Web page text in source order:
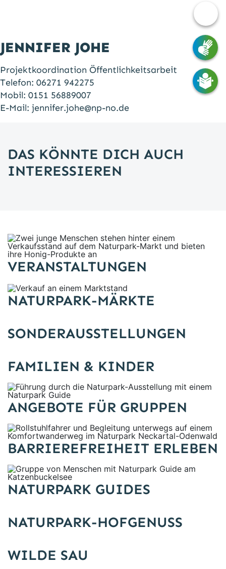
JENNIFER JOHE
Projektkoordination Öffentlichkeitsarbeit
Telefon: 06271 942275
Mobil: 0151 56889007
E-Mail: jennifer.johe@np-no.de
DAS KÖNNTE DICH AUCH
INTERESSIEREN
Zwei junge Menschen stehen hinter einem
VERANSTALTUNGEN
Verkauf an einem Marktstand
NATURPARK-MÄRKTE
SONDERAUSSTELLUNGEN
FAMILIEN & KINDER
ANGEBOTE FÜR GRUPPEN
Rollstuhlfahrer und Begleitung unterwegs auf einem
BARRIEREFREIHEIT ERLEBEN
Gruppe von Menschen mit Naturpark Guide am
NATURPARK GUIDES
NATURPARK-HOFGENUSS
WILDE SAU